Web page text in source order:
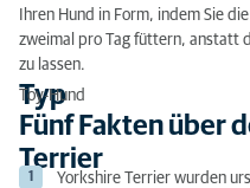
Ihren Hund in Form, indem Sie
zweimal pro Tag füttern, anstatt
zu lassen.
Typ
Toy-Hund
Fünf Fakten über
Terrier
Yorkshire Terrier wurden